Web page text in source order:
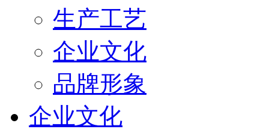
生产工艺
企业文化
品牌形象
企业文化